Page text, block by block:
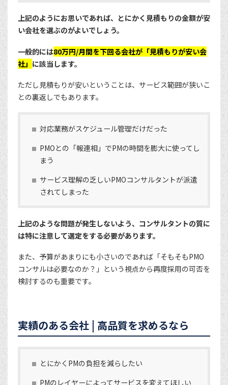
上記のようにお思いであれば、とにかく見積もりの金額が安
い会社を選ぶのがよいでしょう。
一般的には80万円/月間を下回る会社が「見積もりが安い会
社」 に該当します。
ただし見積もりが安いということは、サービス範囲が狭いこ
との裏返しでもあります。
対応業務がスケジュール管理だけだった
PMOとの「報連相」でPMの時間を膨大に使ってし
まう
サービス理解の乏しいPMOコンサルタントが派遣
されてしまった
上記のような問題が発生しないよう、コンサルタントの質に
は特に注意して選定をする必要があります。
また、予算があまりにも小さいのであれば「そもそもPMO
コンサルは必要なのか？」という視点から再度採用の可否を
検討するのも重要です。
実績のある会社 | 高品質を求めるなら
とにかくPMの負担を減らしたい
PMのレイヤーによってサービスを変えてほしい